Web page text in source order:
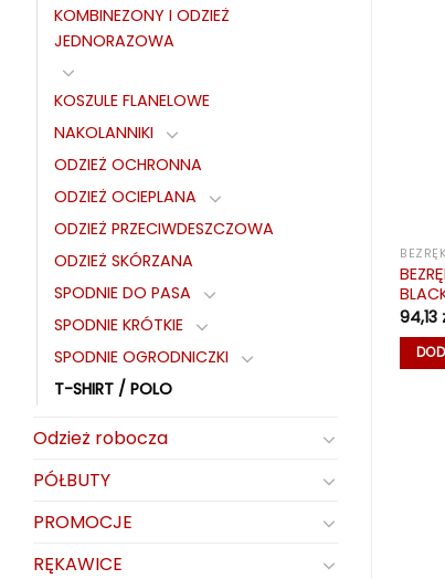
KOMBINEZONY I ODZIEŻ
JEDNORAZOWA
KOSZULE FLANELOWE
NAKOLANNIKI
ODZIEŻ OCHRONNA
ODZIEŻ OCIEPLANA
ODZIEŻ PRZECIWDESZCZOWA
ODZIEŻ SKÓRZANA
SPODNIE DO PASA
SPODNIE KRÓTKIE
SPODNIE OGRODNICZKI
T-SHIRT / POLO
Odzież robocza
PÓŁBUTY
PROMOCJE
RĘKAWICE
94,13
KURTKI ZIMOWE
ROZM. XXXL
134,07
DODAJ DO KOSZYKA